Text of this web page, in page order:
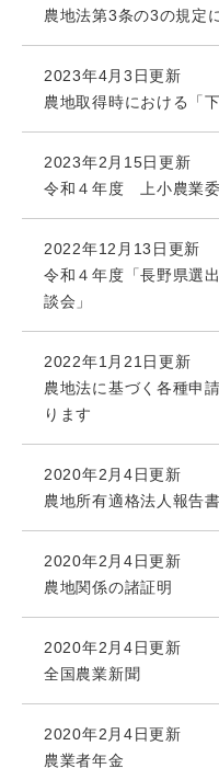
農地法第3条の3の規定
2023年4月3日更新
農地取得時における「
2023年2月15日更新
令和４年度 上小農業
2022年12月13日更新
令和４年度「長野県選
談会」
2022年1月21日更新
農地法に基づく各種申
ります
2020年2月4日更新
農地所有適格法人報告書
2020年2月4日更新
農地関係の諸証明
2020年2月4日更新
全国農業新聞
2020年2月4日更新
農業者年金